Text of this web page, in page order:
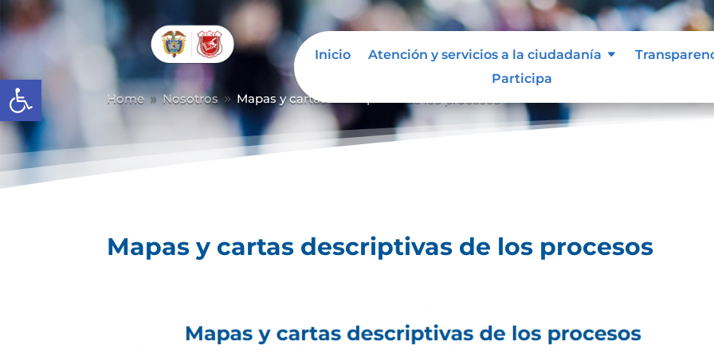
Abrir barra de herramientas
Inicio Atención y servicios a la ciudadanía
Participa
Home 9 Nosotros 9 Mapas y cartas descriptivas de los procesos
Mapas y cartas descriptivas de los procesos